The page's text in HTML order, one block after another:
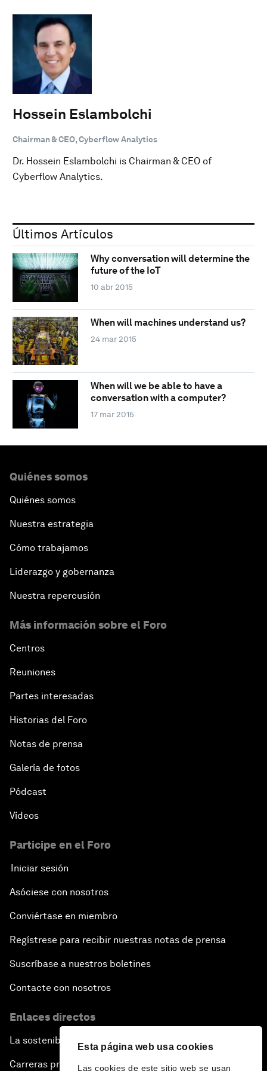
Esta página web usa cookies
Las cookies de este sitio web se usan
Hossein Eslambolchi
Chairman & CEO, Cyberflow Analytics
Dr. Hossein Eslambolchi is Chairman & CEO of
Cyberflow Analytics.
Últimos Artículos
Why conversation will determine the
future of the IoT
10 abr 2015
When will machines understand us?
24 mar 2015
When will we be able to have a
conversation with a computer?
17 mar 2015
Quiénes somos
Quiénes somos
Nuestra estrategia
Cómo trabajamos
Liderazgo y gobernanza
Nuestra repercusión
Más información sobre el Foro
Centros
Reuniones
Partes interesadas
Historias del Foro
Notas de prensa
Galería de fotos
Pódcast
Vídeos
Participe en el Foro
Iniciar sesión
Asóciese con nosotros
Conviértase en miembro
Regístrese para recibir nuestras notas de prensa
Suscríbase a nuestros boletines
Contacte con nosotros
Enlaces directos
La sostenibilidad en el Foro
Carreras profesionales